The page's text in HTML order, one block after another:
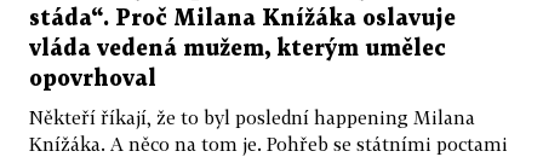
stáda“. Proč Milana Knížáka oslavuje
vláda vedená mužem, kterým umělec
opovrhoval
Někteří říkají, že to byl poslední happening Milana
Knížáka. A něco na tom je. Pohřeb se státními poctami